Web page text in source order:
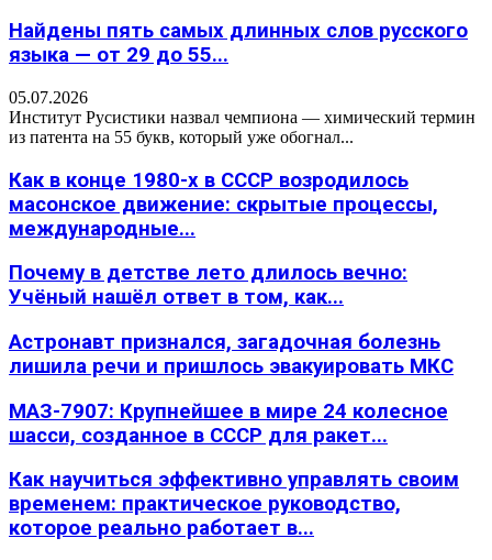
Найдены пять самых длинных слов русского
языка — от 29 до 55...
05.07.2026
Институт Русистики назвал чемпиона — химический термин
из патента на 55 букв, который уже обогнал...
Как в конце 1980-х в СССР возродилось
масонское движение: скрытые процессы,
международные...
Почему в детстве лето длилось вечно:
Учёный нашёл ответ в том, как...
Астронавт признался, загадочная болезнь
лишила речи и пришлось эвакуировать МКС
МАЗ-7907: Крупнейшее в мире 24 колесное
шасси, созданное в СССР для ракет...
Как научиться эффективно управлять своим
временем: практическое руководство,
которое реально работает в...